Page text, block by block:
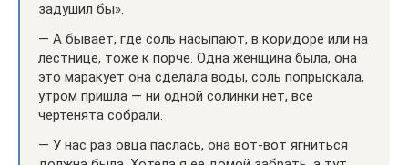
задушил бы».
— А бывает, где соль насыпают, в коридоре или на
лестнице, тоже к порче. Одна женщина была, она
это маракует она сделала воды, соль попрыскала,
утром пришла — ни одной солинки нет, все
чертенята собрали.
— У нас раз овца паслась, она вот-вот ягниться